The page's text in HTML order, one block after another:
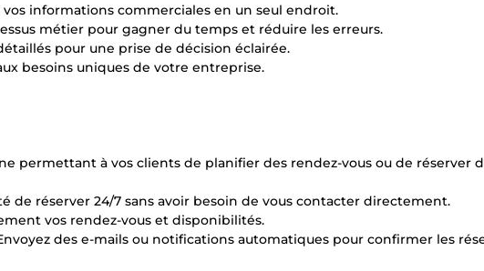
informations commerciales en un seul endroit.
métier pour gagner du temps et réduire les erreurs.
pour une prise de décision éclairée.
besoins uniques de votre entreprise.
permettant à vos clients de planifier des rendez-vous ou de réserver
de réserver 24/7 sans avoir besoin de vous contacter directement.
vos rendez-vous et disponibilités.
des e-mails ou notifications automatiques pour confirmer les